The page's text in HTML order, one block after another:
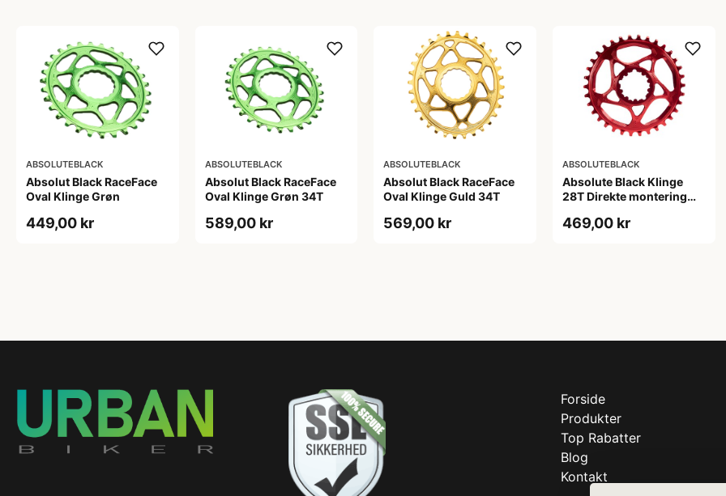
ABSOLUTEBLACK
Absolut Black RaceFace
Oval Klinge Grøn
449,00 kr
ABSOLUTEBLACK
Absolut Black RaceFace
Oval Klinge Grøn 34T
589,00 kr
ABSOLUTEBLACK
Absolut Black RaceFace
Oval Klinge Guld 34T
569,00 kr
ABSOLUTEBLACK
Absolute Black Klinge
28T Direkte montering
469,00 kr
Forside
Produkter
Top Rabatter
Blog
Kontakt